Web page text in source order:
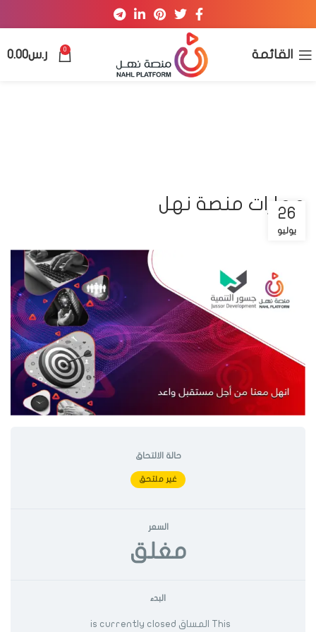
القائمة 0 ر.س0.00
مهارات منصة نهل
26
يوليو
حالة الالتحاق
غير ملتحق
السعر
مغلق
البدء
This المساق is currently closed